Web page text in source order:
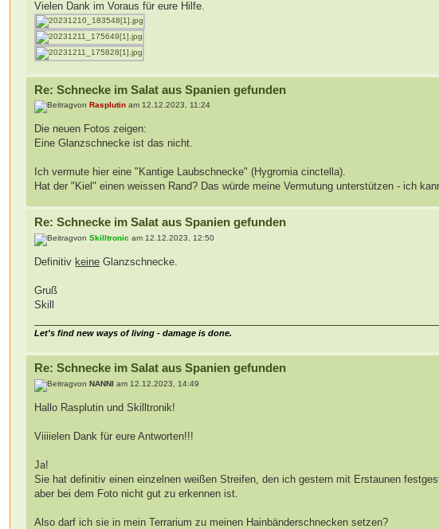
Vielen Dank im Voraus für eure Hilfe.
Re: Schnecke im Salat aus Spanien gefunden
vonRasplutin am 12.12.2023, 11:24
Die neuen Fotos zeigen:
Eine Glanzschnecke ist das nicht.
Ich vermute hier eine "Kantige Laubschnecke" (Hygromia cinctella).
Hat der "Kiel" einen weissen Rand? Das würde meine Vermutung unterstützen - ich
Re: Schnecke im Salat aus Spanien gefunden
vonSkilltronic am 12.12.2023, 12:50
Definitivkeine Glanzschnecke.
Gruß
Skill
Let's find new ways of living - damage is done.
Re: Schnecke im Salat aus Spanien gefunden
vonNANNI am 12.12.2023, 14:49
Hallo Rasplutin und Skilltronik!
Viiiielen Dank für eure Antworten!!!
Ja!
Sie hat definitiv einen einzelnen weißen Streifen, den ich gestern mit Erstaunen
aber bei dem Foto nicht gut zu erkennen ist.
Also darf ich sie in mein Terrarium zu meinen Hainbänderschnecken setzen?